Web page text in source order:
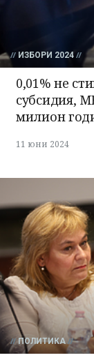
ИЗБОРИ 2024
0,01% не
субсидия,
милион
11 юни 2024
ПОЛИТИКА